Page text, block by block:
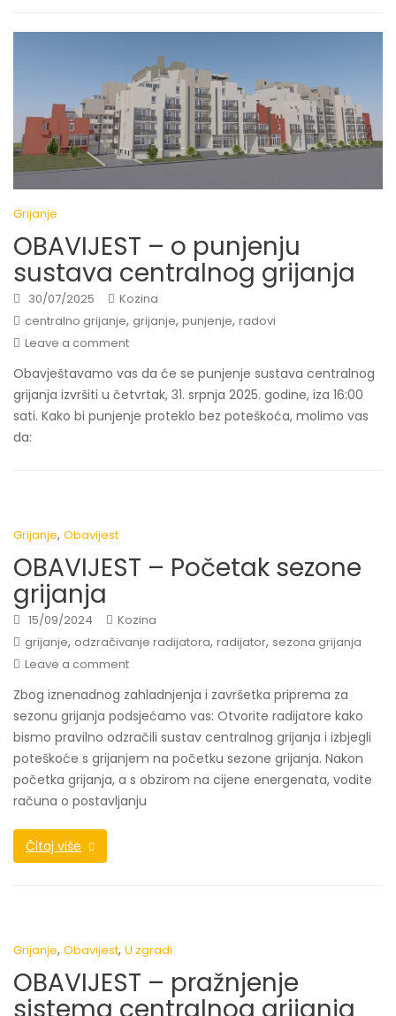
Grijanje
OBAVIJEST – o punjenju
sustava centralnog grijanja
30/07/2025
Kozina
centralno grijanje, grijanje, punjenje, radovi
Leave a comment
Obavještavamo vas da će se punjenje sustava centralnog
grijanja izvršiti u četvrtak, 31. srpnja 2025. godine, iza 16:00
sati. Kako bi punjenje proteklo bez poteškoća, molimo vas
da:
Grijanje, Obavijest
OBAVIJEST – Početak sezone
grijanja
15/09/2024
Kozina
grijanje, odzračivanje radijatora, radijator, sezona grijanja
Leave a comment
Zbog iznenadnog zahladnjenja i završetka priprema za
sezonu grijanja podsjećamo vas: Otvorite radijatore kako
bismo pravilno odzračili sustav centralnog grijanja i izbjegli
poteškoće s grijanjem na početku sezone grijanja. Nakon
početka grijanja, a s obzirom na cijene energenata, vodite
računa o postavljanju
Čitaj više
Grijanje, Obavijest, U zgradi
OBAVIJEST – pražnjenje